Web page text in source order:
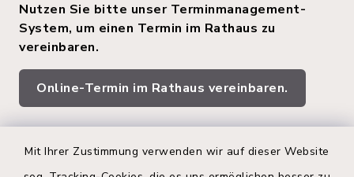
Mit Ihrer Zustimmung verwenden wir auf dieser Website
Nutzen Sie bitte unser Terminmanagement-
System, um einen Termin im Rathaus zu
vereinbaren.
Online-Termin im Rathaus vereinbaren.
Quicklinks